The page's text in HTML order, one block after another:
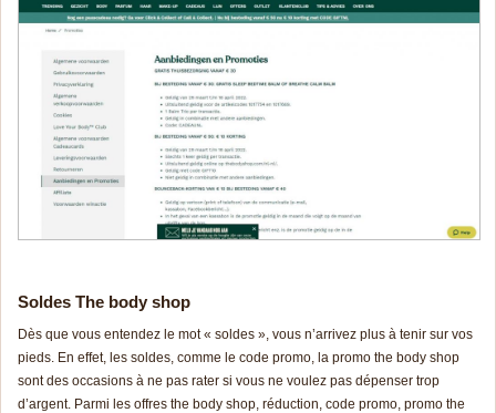
Soldes The body shop
Dès que vous entendez le mot « soldes », vous n’arrivez plus à tenir sur vos
pieds. En effet, les soldes, comme le code promo, la promo the body shop
sont des occasions à ne pas rater si vous ne voulez pas dépenser trop
d’argent. Parmi les offres the body shop, réduction, code promo, promo the